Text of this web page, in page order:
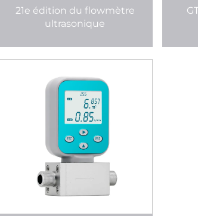
21e édition du flowmètre
ultrasonique